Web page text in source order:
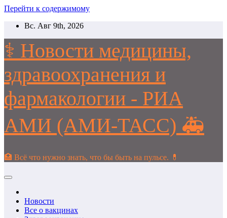
Перейти к содержимому
Вс. Авг 9th, 2026
⚕️ Новости медицины,
здравоохранения и
фармакологии - РИА
АМИ (АМИ-ТАСС) 🚑
🏥 Всё что нужно знать, что бы быть на пульсе. 💊
Новости
Все о вакцинах